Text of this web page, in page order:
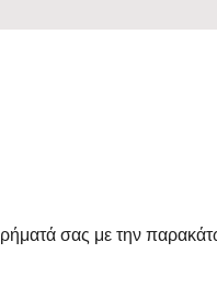
σας με την